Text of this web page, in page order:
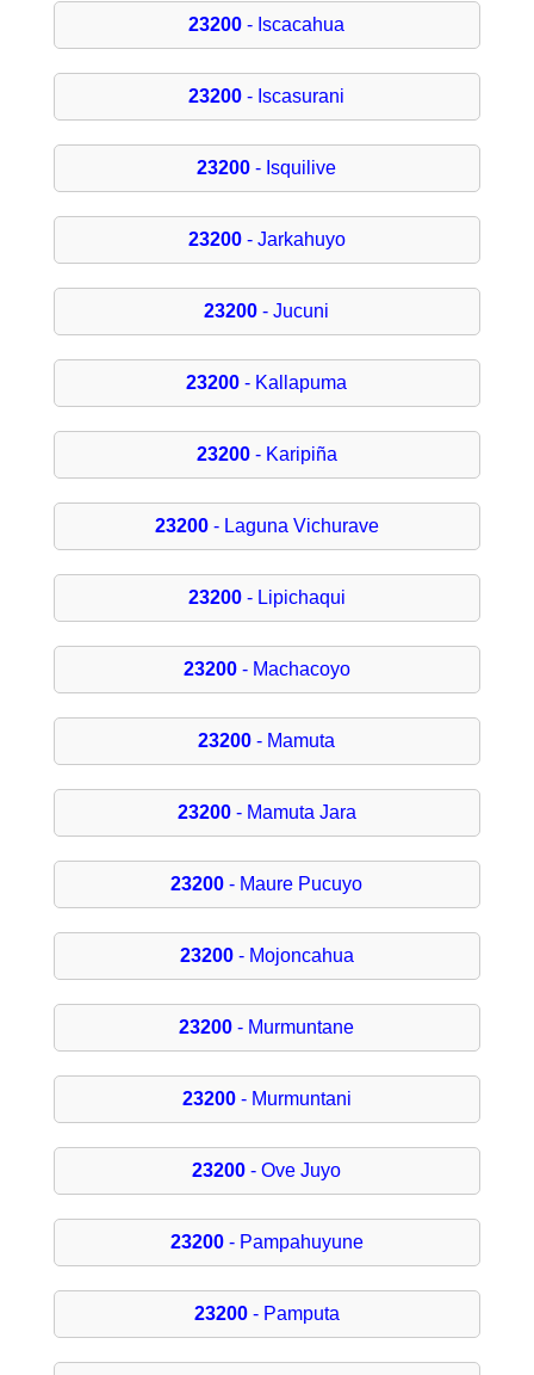
23200 - Iscacahua
23200 - Iscasurani
23200 - Isquilive
23200- Jarkahuyo
23200 - Jucuni
23200 - Kallapuma
23200- Karipiña
23200- Laguna Vichurave
23200- Lipichaqui
23200- Machacoyo
23200 - Mamuta
23200- Mamuta Jara
23200 - Maure Pucuyo
23200- Mojoncahua
23200 - Murmuntane
23200- Murmuntani
23200 - Ove Juyo
23200- Pampahuyune
23200- Pamputa